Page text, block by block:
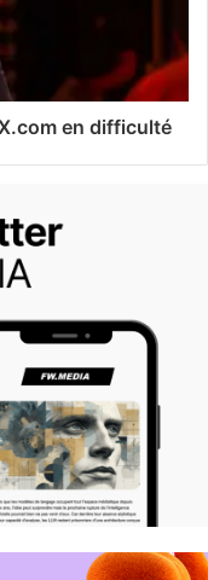
en difficulté